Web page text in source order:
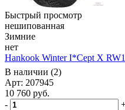
Быстрый просмотр
нешипованная
Зимние
нет
Hankook Winter I*Cept X
В наличии (2)
Арт: 207945
10 760 руб.
-